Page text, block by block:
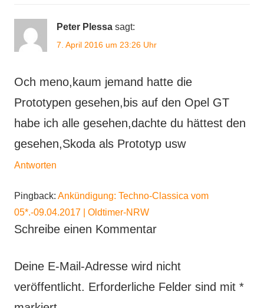
Peter Plessa sagt:
7. April 2016 um 23:26 Uhr
Och meno,kaum jemand hatte die
Prototypen gesehen,bis auf den Opel GT
habe ich alle gesehen,dachte du hättest den
gesehen,Skoda als Prototyp usw
Antworten
Pingback: Ankündigung: Techno-Classica vom
05*.-09.04.2017 | Oldtimer-NRW
Schreibe einen Kommentar
Deine E-Mail-Adresse wird nicht
veröffentlicht. Erforderliche Felder sind mit *